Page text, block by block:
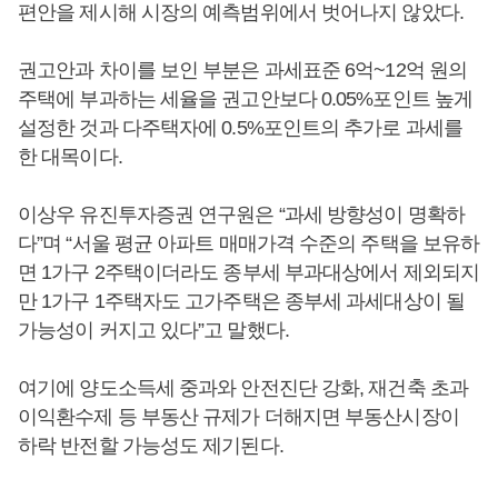
편안을 제시해 시장의 예측범위에서 벗어나지 않았다.
권고안과 차이를 보인 부분은 과세표준 6억~12억 원의
주택에 부과하는 세율을 권고안보다 0.05%포인트 높게
설정한 것과 다주택자에 0.5%포인트의 추가로 과세를
한 대목이다.
이상우 유진투자증권 연구원은 “과세 방향성이 명확하
다”며 “서울 평균 아파트 매매가격 수준의 주택을 보유하
면 1가구 2주택이더라도 종부세 부과대상에서 제외되지
만 1가구 1주택자도 고가주택은 종부세 과세대상이 될
가능성이 커지고 있다”고 말했다.
여기에 양도소득세 중과와 안전진단 강화, 재건축 초과
이익환수제 등 부동산 규제가 더해지면 부동산시장이
하락 반전할 가능성도 제기된다.